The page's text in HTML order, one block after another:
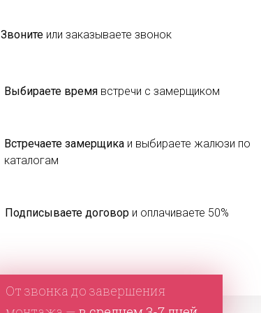
Звоните или заказываете звонок
Выбираете время встречи с замерщиком
Встречаете замерщика и выбираете жалюзи по
каталогам
Подписываете договор и оплачиваете 50%
От звонка до завершения